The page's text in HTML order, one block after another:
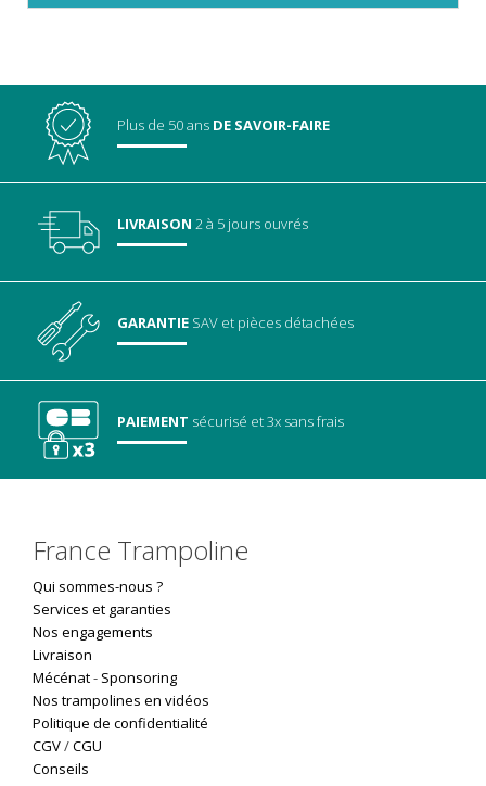
Plus de 50 ans DE SAVOIR-FAIRE
LIVRAISON 2 à 5 jours ouvrés
GARANTIE SAV et pièces détachées
PAIEMENT sécurisé et 3x sans frais
France Trampoline
Qui sommes-nous ?
Services et garanties
Nos engagements
Livraison
Mécénat- Sponsoring
Nos trampolines en vidéos
Politique de confidentialité
CGV/CGU
Conseils